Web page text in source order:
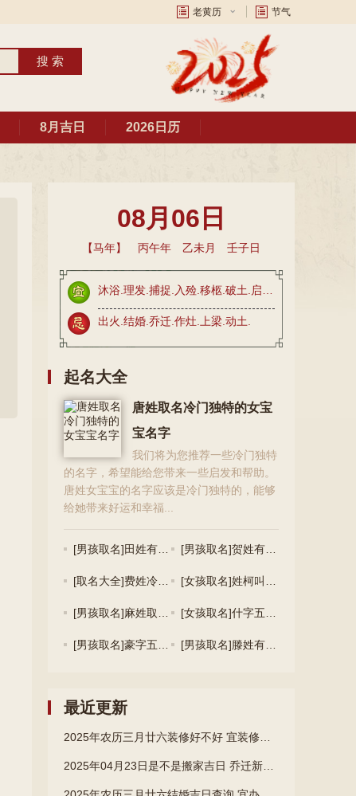
老黄历 节气
8月吉日 2026日历
08月06日
【马年】 丙午年 乙未月 壬子日
出火.结婚.乔迁.作灶.上梁.动土.
起名大全
唐姓取名冷门独特的女宝
宝名字
我们将为您推荐一些冷门独特
的名字，希望能给您带来一些启发和帮助。
唐姓女宝宝的名字应该是冷门独特的，能够
给她带来好运和幸福...
[男孩取名]田姓有诗意的男孩名字,取什么名字好 [男孩取名]贺姓有涵养的男孩名字,取什么名字好
[取名大全]费姓冷门独特的女宝宝名字 [女孩取名]姓柯叫什么名字好 姓柯的女孩有气质的名字
[男孩取名]麻姓取名有创意的男宝宝名字 [女孩取名]什字五行属什么 什字女孩最佳组合名字
[男孩取名]豪字五行属什么 豪字取名寓意男孩 [男孩取名]滕姓有诗意的男孩名字
最近更新